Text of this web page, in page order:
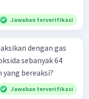
Jawaban terverifikasi
dengan gas
sebanyak 64
yang bereaksi?
Jawaban terverifikasi